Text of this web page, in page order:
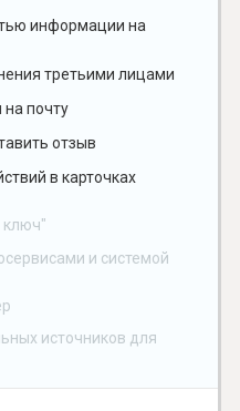
информации на
третьими лицами
почту
отзыв
в карточках
ключ"
и системой
источников для